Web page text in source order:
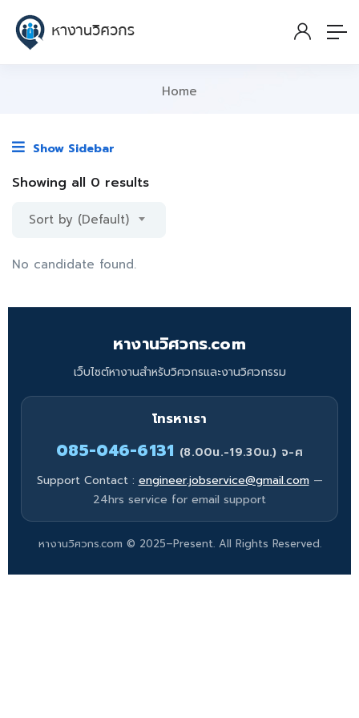
Home
Show Sidebar
Showing all 0 results
Sort by (Default)
No candidate found.
หางานวิศวกร.com
เว็บไซต์หางานสำหรับวิศวกรและงานวิศวกรรม
โทรหาเรา
085-046-6131 (8.00น.-19.30น.) จ-ศ
Support Contact : engineer.jobservice@gmail.com —
24hrs service for email support
หางานวิศวกร.com © 2025–Present. All Rights Reserved.